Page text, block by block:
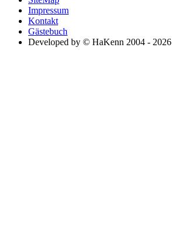
Impressum
Kontakt
Gästebuch
Developed by © HaKenn 2004 - 2026